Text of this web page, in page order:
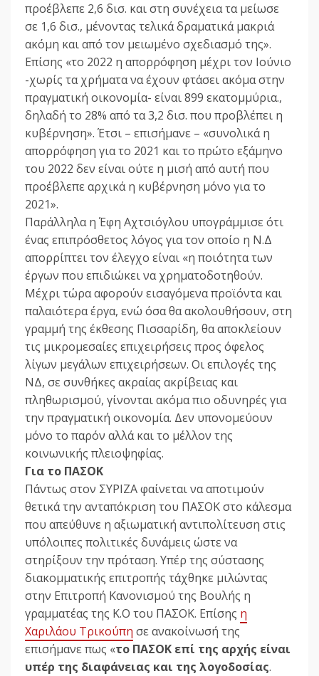
προέβλεπε 2,6 δισ. και στη συνέχεια τα μείωσε
σε 1,6 δισ., μένοντας τελικά δραματικά μακριά
ακόμη και από τον μειωμένο σχεδιασμό της».
Επίσης «το 2022 η απορρόφηση μέχρι τον Ιούνιο
-χωρίς τα χρήματα να έχουν φτάσει ακόμα στην
πραγματική οικονομία- είναι 899 εκατομμύρια.,
δηλαδή το 28% από τα 3,2 δισ. που προβλέπει η
κυβέρνηση». Έτσι – επισήμανε – «συνολικά η
απορρόφηση για το 2021 και το πρώτο εξάμηνο
του 2022 δεν είναι ούτε η μισή από αυτή που
προέβλεπε αρχικά η κυβέρνηση μόνο για το
2021».
Παράλληλα η Έφη Αχτσιόγλου υπογράμμισε ότι
ένας επιπρόσθετος λόγος για τον οποίο η Ν.Δ
απορρίπτει τον έλεγχο είναι «η ποιότητα των
έργων που επιδιώκει να χρηματοδοτηθούν.
Μέχρι τώρα αφορούν εισαγόμενα προϊόντα και
παλαιότερα έργα, ενώ όσα θα ακολουθήσουν, στη
γραμμή της έκθεσης Πισσαρίδη, θα αποκλείουν
τις μικρομεσαίες επιχειρήσεις προς όφελος
λίγων μεγάλων επιχειρήσεων. Οι επιλογές της
ΝΔ, σε συνθήκες ακραίας ακρίβειας και
πληθωρισμού, γίνονται ακόμα πιο οδυνηρές για
την πραγματική οικονομία. Δεν υπονομεύουν
μόνο το παρόν αλλά και το μέλλον της
κοινωνικής πλειοψηφίας.
Για το ΠΑΣΟΚ
Πάντως στον ΣΥΡΙΖΑ φαίνεται να αποτιμούν
θετικά την ανταπόκριση του ΠΑΣΟΚ στο κάλεσμα
που απεύθυνε η αξιωματική αντιπολίτευση στις
υπόλοιπες πολιτικές δυνάμεις ώστε να
στηρίξουν την πρόταση. Υπέρ της σύστασης
διακομματικής επιτροπής τάχθηκε μιλώντας
στην Επιτροπή Κανονισμού της Βουλής η
γραμματέας της Κ.Ο του ΠΑΣΟΚ. Επίσης η
Χαριλάου Τρικούπη σε ανακοίνωσή της
επισήμανε πως «το ΠΑΣΟΚ επί της αρχής είναι
υπέρ της διαφάνειας και της λογοδοσίας.